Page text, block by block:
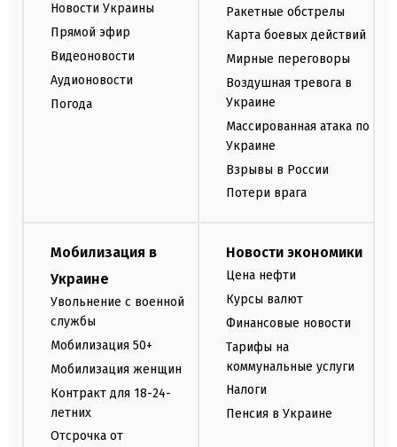
Новости Украины
Прямой эфир
Видеоновости
Аудионовости
Погода
Ракетные обстрелы
Карта боевых действий
Мирные переговоры
Воздушная тревога в
Украине
Массированная атака по
Украине
Взрывы в России
Потери врага
Мобилизация в
Украине
Увольнение с военной
службы
Мобилизация 50+
Мобилизация женщин
Контракт для 18-24-
летних
Отсрочка от
Новости экономики
Цена нефти
Курсы валют
Финансовые новости
Тарифы на
коммунальные услуги
Налоги
Пенсия в Украине